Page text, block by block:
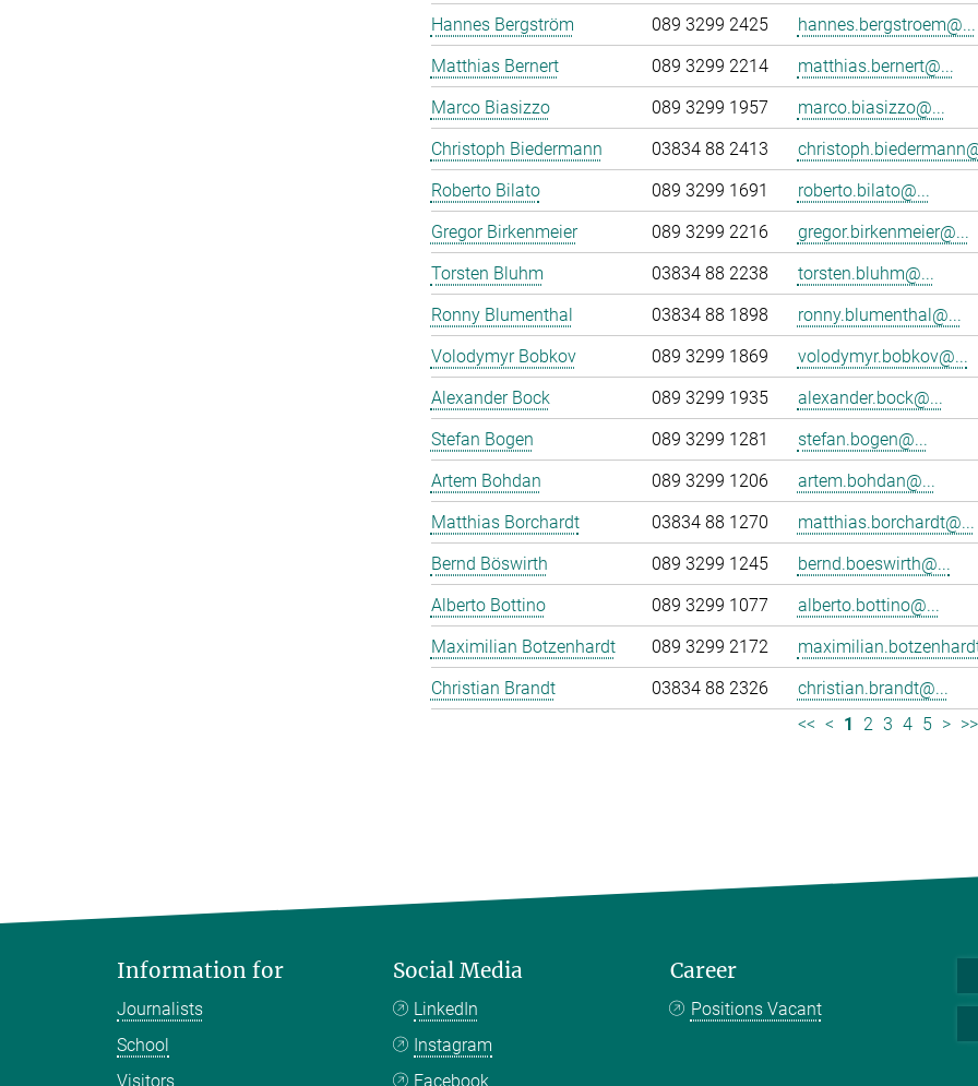
Hannes Bergström
089 3299 2425
hannes.bergstroem@...
Matthias Bernert
089 3299 2214
matthias.bernert@...
Marco Biasizzo
089 3299 1957
marco.biasizzo@...
Christoph Biedermann
03834 88 2413
Roberto Bilato
089 3299 1691
roberto.bilato@...
Gregor Birkenmeier
089 3299 2216
gregor.birkenmeier@...
Torsten Bluhm
03834 88 2238
torsten.bluhm@...
Ronny Blumenthal
03834 88 1898
ronny.blumenthal@...
Volodymyr Bobkov
089 3299 1869
volodymyr.bobkov@...
Alexander Bock
089 3299 1935
alexander.bock@...
Stefan Bogen
089 3299 1281
stefan.bogen@...
Artem Bohdan
089 3299 1206
artem.bohdan@...
Matthias Borchardt
03834 88 1270
matthias.borchardt@...
Bernd Böswirth
089 3299 1245
bernd.boeswirth@...
Alberto Bottino
089 3299 1077
alberto.bottino@...
Maximilian Botzenhardt
089 3299 2172
Christian Brandt
03834 88 2326
christian.brandt@...
<< < 1 2 3 4 5 > >>
Information for
Journalists
School
Visitors
Social Media
LinkedIn
Instagram
Facebook
Career
Positions Vacant